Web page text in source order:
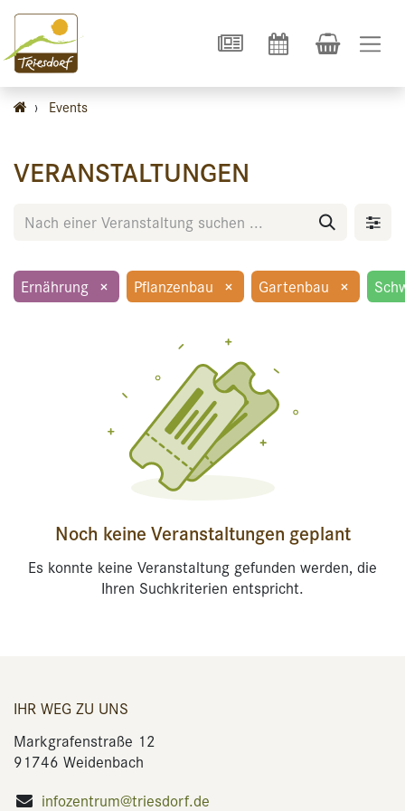
› Events
VERANSTALTUNGEN
Ernährung × Pflanzenbau × Gartenbau ×
Noch keine Veranstaltungen geplant
Es konnte keine Veranstaltung gefunden werden, die
Ihren Suchkriterien entspricht.
IHR WEG ZU UNS
Markgrafenstraße 12
91746 Weidenbach
infozentrum@triesdorf.de